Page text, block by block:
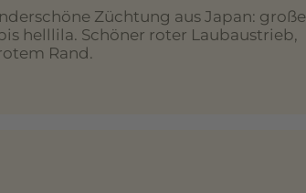
Züchtung aus Japan: große
helllila. Schöner roter Laubaustrieb,
Rand.